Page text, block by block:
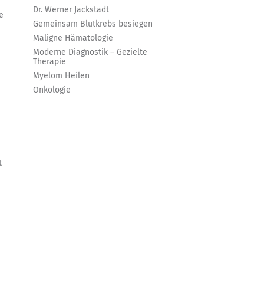
Dr. Werner Jackstädt
Gemeinsam Blutkrebs besiegen
Maligne Hämatologie
Moderne Diagnostik – Gezielte
Therapie
Myelom Heilen
Onkologie